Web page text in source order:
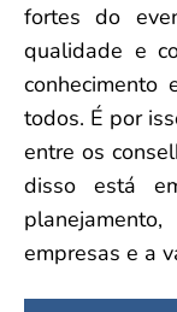
fortes do
qualidade e
conhecimento
todos. É por
entre os
disso está
empresas e a